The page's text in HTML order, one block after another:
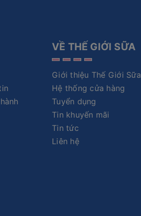
VỀ THẾ GIỚI SỮA
Giới thiệu Thế Giới Sữa
Hệ thống cửa hàng
Tuyển dụng
Tin khuyến mãi
Tin tức
Liên hệ